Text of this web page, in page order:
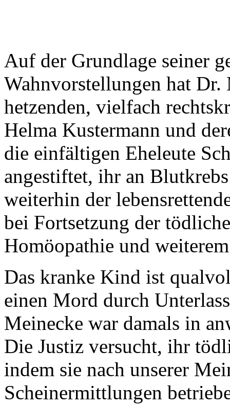
Auf der Grundlage seiner
Wahnvorstellungen hat
hetzenden, vielfach
Helma Kustermann und
die einfältigen Eheleute
angestiftet, ihr an
weiterhin der
bei Fortsetzung der
Homöopathie und
Das kranke Kind ist
einen Mord durch
Meinecke war damals in
Die Justiz versucht, ihr
indem sie nach unserer
Scheinermittlungen